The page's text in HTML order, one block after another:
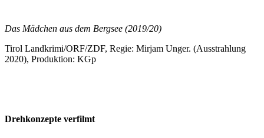
Das Mädchen aus dem Bergsee (2019/20)
Tirol Landkrimi/ORF/ZDF, Regie: Mirjam Unger. (Ausstrahlung
2020), Produktion: KGp
Drehkonzepte verfilmt